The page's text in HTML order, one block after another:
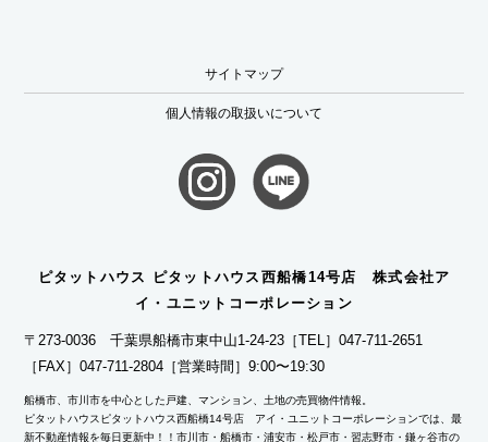
サイトマップ
個人情報の取扱いについて
ピタットハウス ピタットハウス西船橋14号店 株式会社ア
イ・ユニットコーポレーション
〒273-0036 千葉県船橋市東中山1-24-23 ［TEL］047-711-2651
［FAX］047-711-2804 ［営業時間］9:00〜19:30
船橋市、市川市を中心とした戸建、マンション、土地の売買物件情報。
ピタットハウスピタットハウス西船橋14号店 アイ・ユニットコーポレーションでは、最
新不動産情報を毎日更新中！！市川市・船橋市・浦安市・松戸市・習志野市・鎌ヶ谷市の